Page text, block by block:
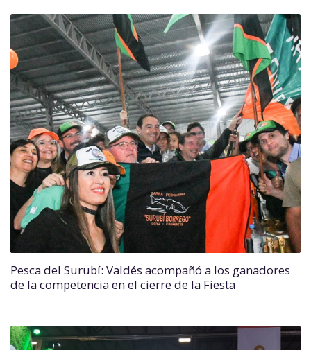
Pesca del Surubí: Valdés acompañó a los ganadores
de la competencia en el cierre de la Fiesta